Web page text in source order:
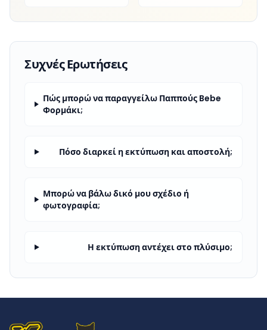
Συχνές Ερωτήσεις
Πώς μπορώ να παραγγείλω Παππούς Bebe
Φορμάκι;
Πόσο διαρκεί η εκτύπωση και αποστολή;
Μπορώ να βάλω δικό μου σχέδιο ή
φωτογραφία;
Η εκτύπωση αντέχει στο πλύσιμο;